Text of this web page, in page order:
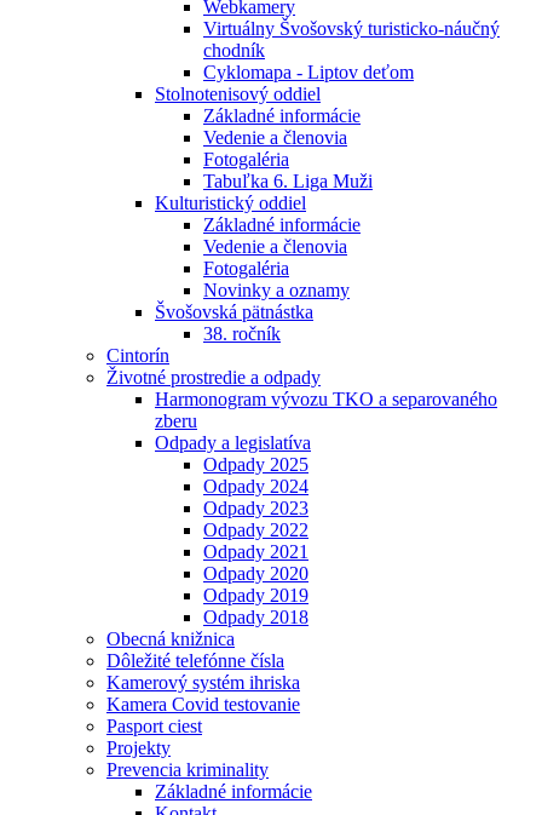
Webkamery
Virtuálny Švošovský turisticko-náučný
chodník
Cyklomapa - Liptov deťom
Stolnotenisový oddiel
Základné informácie
Vedenie a členovia
Fotogaléria
Tabuľka 6. Liga Muži
Kulturistický oddiel
Základné informácie
Vedenie a členovia
Fotogaléria
Novinky a oznamy
Švošovská pätnástka
38. ročník
Cintorín
Životné prostredie a odpady
Harmonogram vývozu TKO a separovaného
zberu
Odpady a legislatíva
Odpady 2025
Odpady 2024
Odpady 2023
Odpady 2022
Odpady 2021
Odpady 2020
Odpady 2019
Odpady 2018
Obecná knižnica
Dôležité telefónne čísla
Kamerový systém ihriska
Kamera Covid testovanie
Pasport ciest
Projekty
Prevencia kriminality
Základné informácie